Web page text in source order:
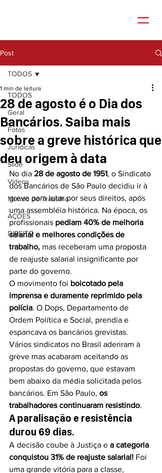
Post
TODOS
Geral
Fotos
Jurídicas
Slide
Vídeos
Mundo do Trabalho
AÇÕES
DIREITO
TODOS
28 de agosto é o Dia dos
Bancários. Saiba mais
sobre a greve histórica que
deu origem à data
1 min de leitura
No dia 28 de agosto de 1951, o Sindicato
dos Bancários de São Paulo decidiu ir à
greve para lutar por seus direitos, após
uma assembléia histórica. Na época, os
profissionais pediam 40% de melhoria
salarial e melhores condições de
trabalho, mas receberam uma proposta
de reajuste salarial insignificante por
parte do governo.
O movimento foi boicotado pela
imprensa e duramente reprimido pela
polícia. O Dops, Departamento de
Ordem Política e Social, prendia e
espancava os bancários grevistas.
Vários sindicatos no Brasil aderiram à
greve mas acabaram aceitando as
propostas do governo, que estavam
bem abaixo da média solicitada pelos
bancários. Em São Paulo, os
trabalhadores continuaram resistindo.
A paralisação e resistência
durou 69 dias.
A decisão coube à Justiça e a categoria
conquistou 31% de reajuste salarial! Foi
uma grande vitória para a classe,